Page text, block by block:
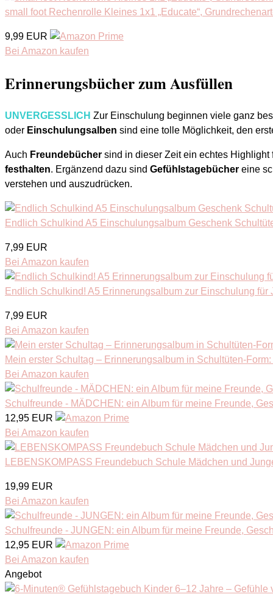
small foot Rechenrolle Kleines 1x1 „Educate“,
9,99 EUR
Bei Amazon kaufen
Erinnerungsbücher zum Ausfüllen
UNVERGESSLICH Zur Einschulung beginnen viele ganz
oder Einschulungsalben sind eine tolle Möglichkeit, den
Auch Freundebücher sind in dieser Zeit ein echtes
festhalten. Ergänzend dazu sind Gefühlstagebücher eine
verstehen und auszudrücken.
Endlich Schulkind A5 Einschulungsalbum Geschenk
7,99 EUR
Bei Amazon kaufen
Endlich Schulkind! A5 Erinnerungsalbum zur Einschulung für
7,99 EUR
Bei Amazon kaufen
Mein erster Schultag – Erinnerungsalbum in Schultüten-
Bei Amazon kaufen
Schulfreunde - MÄDCHEN: ein Album für meine Freunde,
12,95 EUR
Bei Amazon kaufen
LEBENSKOMPASS Freundebuch Schule Mädchen und
19,99 EUR
Bei Amazon kaufen
Schulfreunde - JUNGEN: ein Album für meine Freunde,
12,95 EUR
Bei Amazon kaufen
Angebot